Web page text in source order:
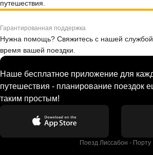
путешествия.
Гарантированная поддержка
Нужна помощь? Свяжитесь с нашей
время вашей поездки.
Наше бесплатное приложение для
путешествия - планирование поездок
таким простым!
Поезд Лиссабон - Порту